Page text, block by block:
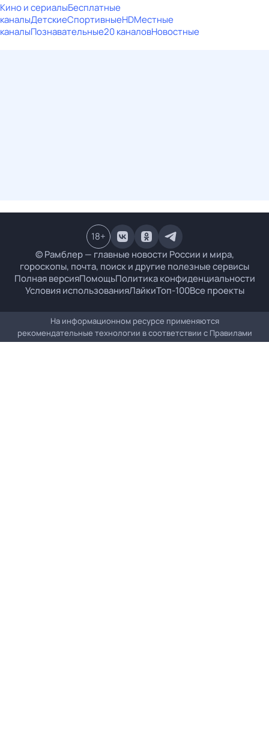
Кино и сериалыБесплатные
каналыДетскиеСпортивныеHDМестные
каналыПознавательные20 каналовНовостные
© Рамблер — главные новости России и мира,
гороскопы, почта, поиск и другие полезные сервисы
Полная версияПомощьПолитика конфиденциальности
Условия использованияЛайкиТоп-100Все проекты
18+
На информационном ресурсе применяются
рекомендательные технологии в соответствии с Правилами